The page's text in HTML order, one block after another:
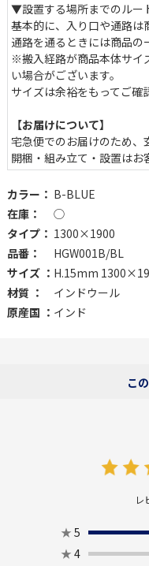
▼設置する場所までのルー
基本的に、入り口や通路
通路を通るときには商品の
※搬入経路が商品本体サイ
い場合がございます。
サイズは余裕をもってご確
【お届けについて】
宅急便でのお届けのため、
開梱・組み立て・設置はお
カラー： B-BLUE
在庫：
◯
タイプ： 1300×1900
品番：
HGW001B/BL
サイズ ： H.15mm
材質 ：
インドウール
原産国 ： インド
こ
レ
★ 5
★ 4